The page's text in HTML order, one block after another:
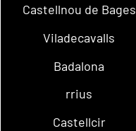
Castellnou de Bages
Viladecavalls
Badalona
rrius
Castellcir